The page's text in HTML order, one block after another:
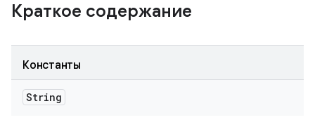
Краткое содержание
Константы
String